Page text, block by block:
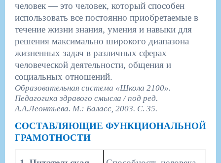
человек — это человек, который способен
использовать все постоянно приобретаемые в
течение жизни знания, умения и навыки для
решения максимально широкого диапазона
жизненных задач в различных сферах
человеческой деятельности, общения и
социальных отношений.
Образовательная система «Школа 2100».
Педагогика здравого смысла / под ред.
А.А.Леонтьева. М.: Баласс, 2003. С. 35.
СОСТАВЛЯЮЩИЕ ФУНКЦИОНАЛЬНОЙ
ГРАМОТНОСТИ